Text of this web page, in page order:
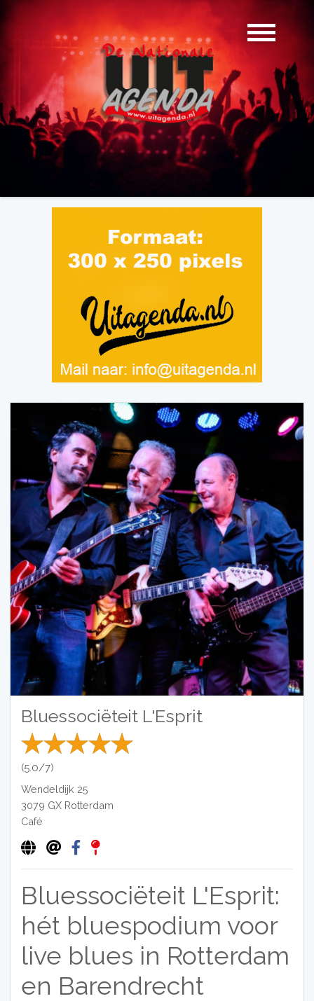
Bluessociëteit L'Esprit
(5.0/7)
Wendeldijk 25
3079 GX Rotterdam
Café
Bluessociëteit L'Esprit:
hét bluespodium voor
live blues in Rotterdam
en Barendrecht